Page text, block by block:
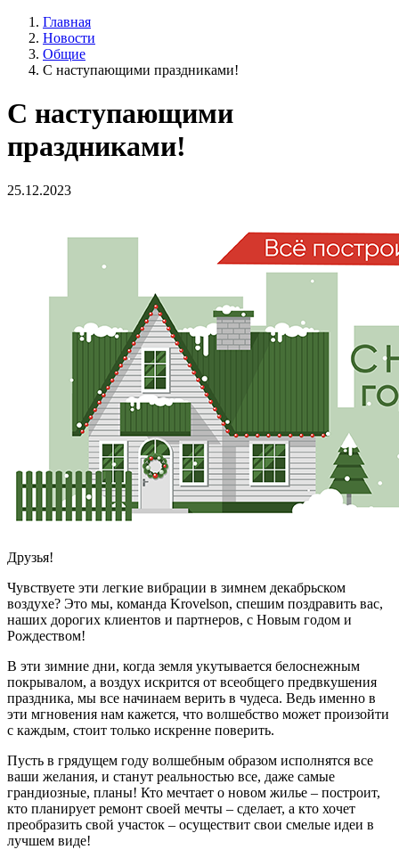
Главная
Новости
Общие
С наступающими праздниками!
С наступающими
праздниками!
25.12.2023
Друзья!
Чувствуете эти легкие вибрации в зимнем декабрьском
воздухе? Это мы, команда Krovelson, спешим поздравить вас,
наших дорогих клиентов и партнеров, с Новым годом и
Рождеством!
В эти зимние дни, когда земля укутывается белоснежным
покрывалом, а воздух искрится от всеобщего предвкушения
праздника, мы все начинаем верить в чудеса. Ведь именно в
эти мгновения нам кажется, что волшебство может произойти
с каждым, стоит только искренне поверить.
Пусть в грядущем году волшебным образом исполнятся все
ваши желания, и станут реальностью все, даже самые
грандиозные, планы! Кто мечтает о новом жилье – построит,
кто планирует ремонт своей мечты – сделает, а кто хочет
преобразить свой участок – осуществит свои смелые идеи в
лучшем виде!